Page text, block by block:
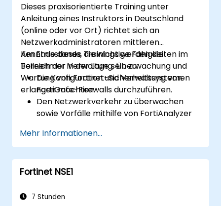
Überwachung von Netzaktivitäten,
Auswertung von Protokollen und
Erstellung von Berichten zur
Auditsicherung und Compliance.
Dieses praxisorientierte Training unter
Anleitung eines Instruktors in Deutschland
(online oder vor Ort) richtet sich an
Netzwerkadministratoren mittleren
Kenntnisstands, die wichtige Fähigkeiten im
Bereich der Verwaltung, Überwachung und
Wartung von Fortinet-Sicherheitssystemen
erlangen möchten.
Am Ende dieses Trainings werden die
Teilnehmer in der Lage sein zu:
Die Konfiguration und Verwaltung von
FortiGate-Firewalls durchzuführen.
Den Netzwerkverkehr zu überwachen
sowie Vorfälle mithilfe von FortiAnalyzer
Aufgaben automatisiert abzuwickeln und
Richtlinien mittels FortiManager zu
verwalten.
Präventive Wartungsmaßnahmen
beheben.
Mehr Informationen...
Fortinet NSE1
7 Stunden